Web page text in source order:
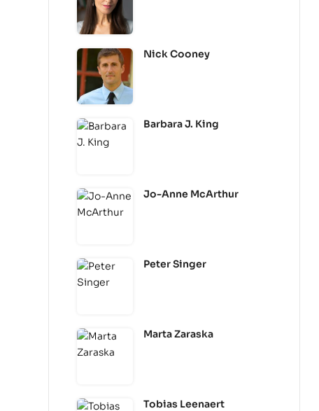
Nick Cooney
Barbara J. King
Jo-Anne McArthur
Peter Singer
Marta Zaraska
Tobias Leenaert